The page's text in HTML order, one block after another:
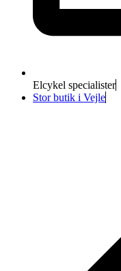
Elcykel specialister
Stor butik i Vejle